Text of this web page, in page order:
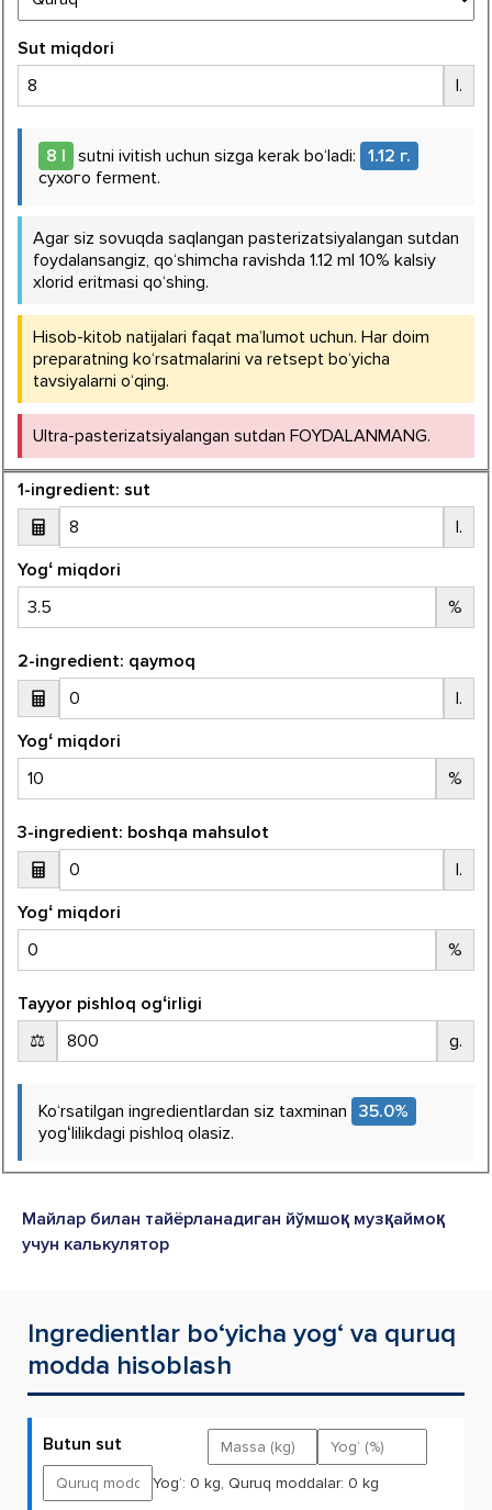
Sut miqdori
l.
8 l sutni ivitish uchun sizga kerak bo‘ladi: 1.12 г.
сухого ferment.
Agar siz sovuqda saqlangan pasterizatsiyalangan sutdan
foydalansangiz, qo‘shimcha ravishda 1.12 ml 10% kalsiy
xlorid eritmasi qo‘shing.
Hisob-kitob natijalari faqat ma’lumot uchun. Har doim
preparatning ko‘rsatmalarini va retsept bo‘yicha
tavsiyalarni o‘qing.
Ultra-pasterizatsiyalangan sutdan FOYDALANMANG.
1-ingredient: sut
l.
Yogʻ miqdori
%
2-ingredient: qaymoq
l.
Yogʻ miqdori
%
3-ingredient: boshqa mahsulot
l.
Yogʻ miqdori
%
Tayyor pishloq ogʻirligi
⚖️
g.
Ko‘rsatilgan ingredientlardan siz taxminan 35.0%
yogʻlilikdagi pishloq olasiz.
Майлар билан тайёрланадиган йўмшоқ музқаймоқ
учун калькулятор
Ingredientlar bo‘yicha yog‘ va quruq
modda hisoblash
Butun sut
Yog‘: 0 kg, Quruq moddalar: 0 kg